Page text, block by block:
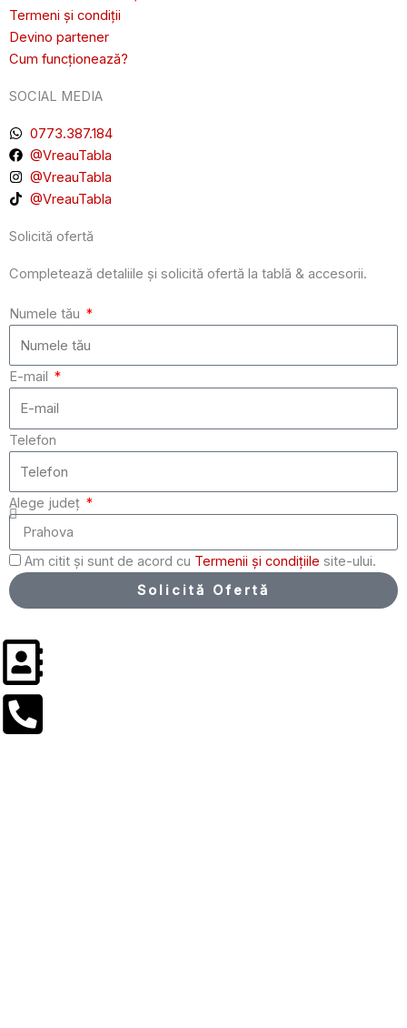
Termeni și condiții
Devino partener
Cum funcționează?
SOCIAL MEDIA
0773.387.184
@VreauTabla
@VreauTabla
@VreauTabla
Solicită ofertă
Completează detaliile și solicită ofertă la tablă & accesorii.
Numele tău
E-mail
Telefon
Alege județ
Am citit și sunt de acord cu Termenii și condițiile site-ului.
Solicită Ofertă